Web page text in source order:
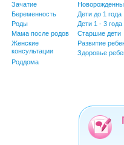
Зачатие
Беременность
Роды
Мама после родов
Женские
консультации
Роддома
Дети до 1 года
Дети 1 - 3 года
Старшие дети
Развитие
Здоровье